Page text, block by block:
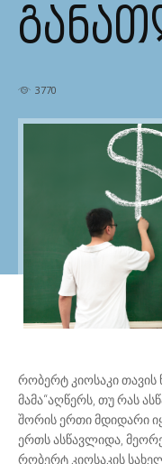
3770
რობერტ კიოსაკი თავის
მამა“აღწერს, თუ რას
შორის ერთი მდიდარი
ერთს ასწავლიდა,
რობერტ კიოსაკის